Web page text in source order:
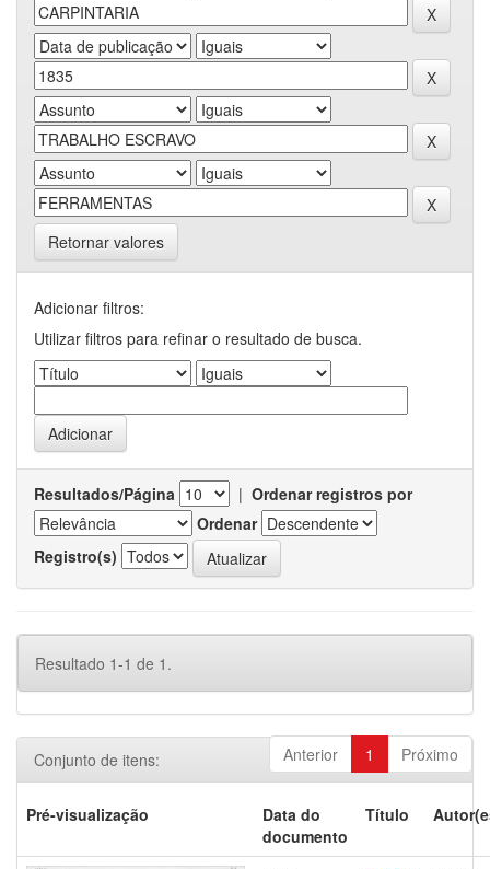
Retornar valores
Adicionar filtros:
Utilizar filtros para refinar o resultado de busca.
Resultados/Página | Ordenar registros por
Ordenar
Registro(s)
Resultado 1-1 de 1.
Anterior 1 Próximo
Conjunto de itens:
Pré-visualização
Data do
documento
Título